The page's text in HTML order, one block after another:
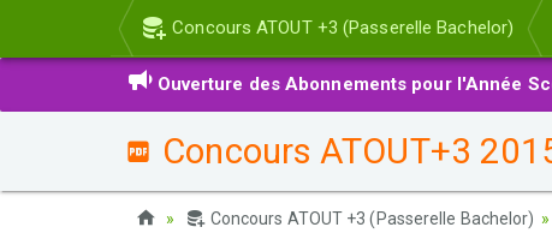
Concours ATOUT +3 (Passerelle Bachelor)
Ouverture des Abonnements pour l'Année
Concours ATOUT+3
Concours ATOUT +3 (Passerelle Bachelor)